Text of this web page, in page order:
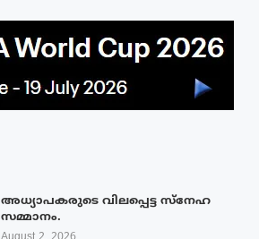
അധ്യാപകരുടെ വിലപ്പെട്ട സ്നേഹ
സമ്മാനം.